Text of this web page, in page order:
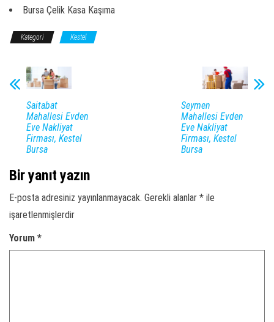
Bursa Çelik Kasa Kaşıma
Kategori Kestel
Saitabat
Mahallesi Evden
Eve Nakliyat
Firması, Kestel
Bursa
Seymen
Mahallesi Evden
Eve Nakliyat
Firması, Kestel
Bursa
Bir yanıt yazın
E-posta adresiniz yayınlanmayacak. Gerekli alanlar * ile
işaretlenmişlerdir
Yorum *